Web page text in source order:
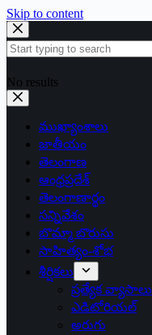
Skip to content
No results
ముఖ్యాంశాలు
జాతీయం
తెలంగాణ
ఆంధ్రప్రదేశ్
తెలంగాణార్థం
సన్నివేశం
బొమ్మా బొరుసు
సాహిత్యం-శోభ
శీర్షికలు
ప్రత్యేక వ్యాసాలు
ఎడిటోరియల్
అరుగు